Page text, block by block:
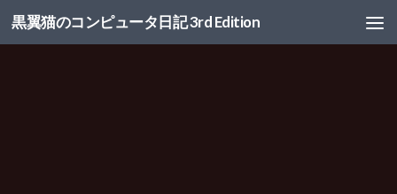
コンテンツへスキップ
黒翼猫のコンピュータ日記 3rd Edition